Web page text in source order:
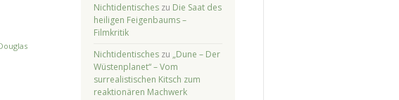
Nichtidentischeszu Die Saat des
heiligen Feigenbaums –
Filmkritik
Nichtidentischeszu „Dune – Der
Wüstenplanet“ – Vom
surrealistischen Kitsch zum
reaktionären Machwerk